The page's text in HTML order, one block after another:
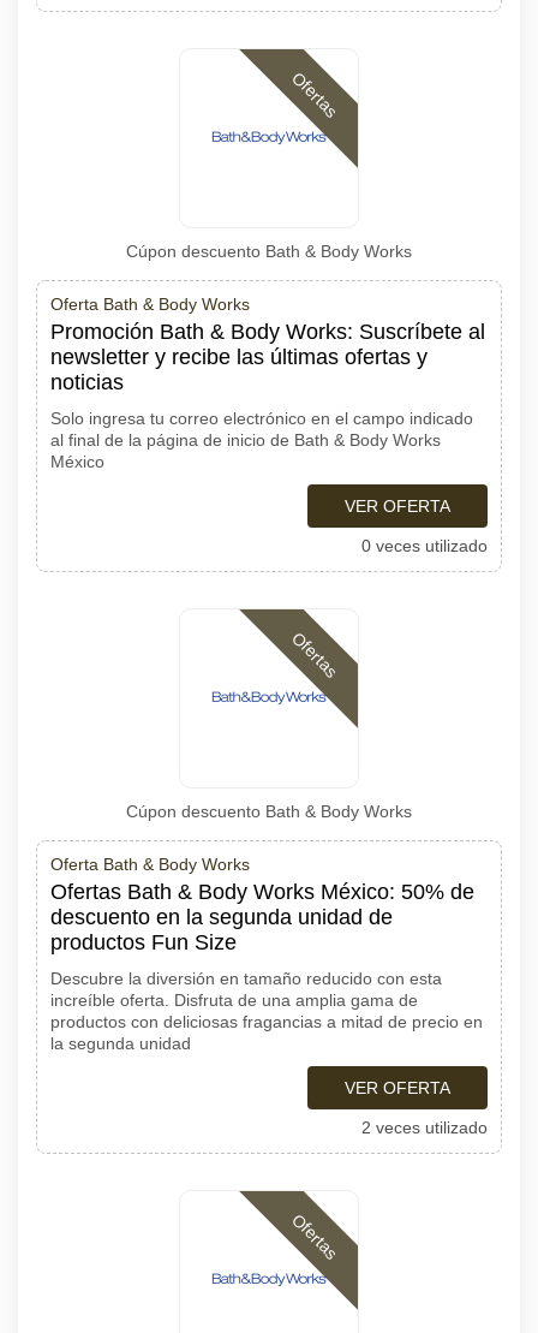
Ofertas
Cúpon descuento Bath & Body Works
Oferta Bath & Body Works
Promoción Bath & Body Works: Suscríbete al
newsletter y recibe las últimas ofertas y
noticias
Solo ingresa tu correo electrónico en el campo indicado
al final de la página de inicio de Bath & Body Works
México
VER OFERTA
0 veces utilizado
Ofertas
Cúpon descuento Bath & Body Works
Oferta Bath & Body Works
Ofertas Bath & Body Works México: 50% de
descuento en la segunda unidad de
productos Fun Size
Descubre la diversión en tamaño reducido con esta
increíble oferta. Disfruta de una amplia gama de
productos con deliciosas fragancias a mitad de precio en
la segunda unidad
VER OFERTA
2 veces utilizado
Ofertas